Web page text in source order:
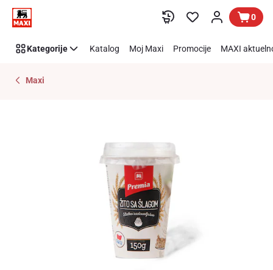
Preskoči link 0
Kategorije Katalog Moj Maxi Promocije MAXI
Maxi